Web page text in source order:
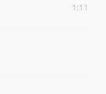
1:11